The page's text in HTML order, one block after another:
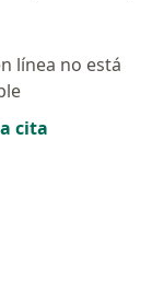
línea no está
cita